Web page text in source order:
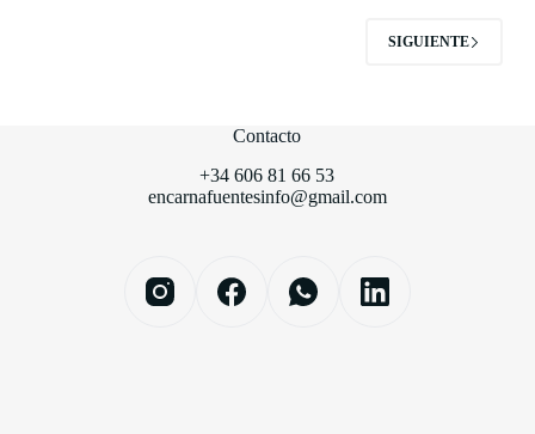
SIGUIENTE
Contacto
+34 606 81 66 53
encarnafuentesinfo@gmail.com